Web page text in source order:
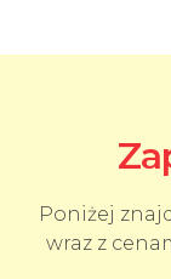
Poniżej
wraz z